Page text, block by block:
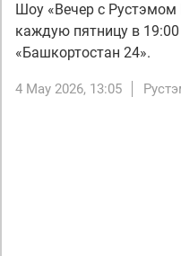
Шоу «Вечер с
каждую пятницу в 19:00
«Башкортостан 24».
4 May 2026, 13:05